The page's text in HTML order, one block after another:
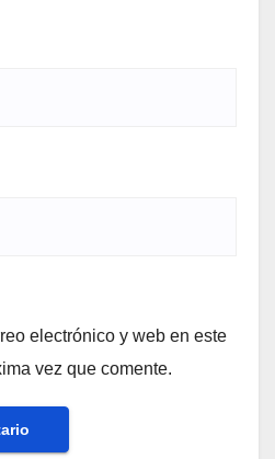
electrónico y web en este
vez que comente.